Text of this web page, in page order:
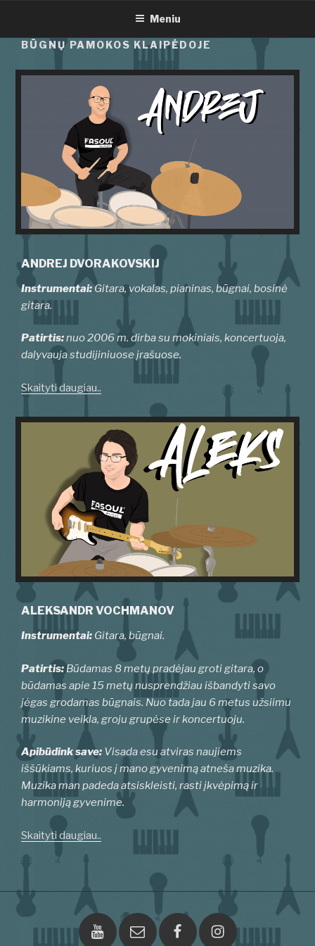
turinio
Meniu
BŪGNŲ PAMOKOS KLAIPĖDOJE
ANDREJ DVORAKOVSKIJ
Instrumentai:Gitara, vokalas, pianinas, būgnai, bosinė
gitara.
Patirtis:nuo 2006 m. dirba su mokiniais, koncertuoja,
dalyvauja studijiniuose įrašuose.
Skaityti daugiau..
ALEKSANDR VOCHMANOV
Instrumentai: Gitara, būgnai.
Patirtis: Būdamas 8 metų pradėjau groti gitara, o
būdamas apie 15 metų nusprendžiau išbandyti savo
jėgas grodamas būgnais. Nuo tada jau 6 metus užsiimu
muzikine veikla, groju grupėse ir koncertuoju.
Apibūdink save: Visada esu atviras naujiems
iššūkiams, kuriuos į mano gyvenimą atneša muzika.
Muzika man padeda atsiskleisti, rasti įkvėpimą ir
harmoniją gyvenime.
Skaityti daugiau..
Youtube El.paštas FacebookInstagram